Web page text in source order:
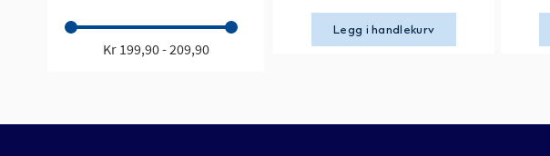
Kr 199,90 - 209,90
Legg i handlekurv